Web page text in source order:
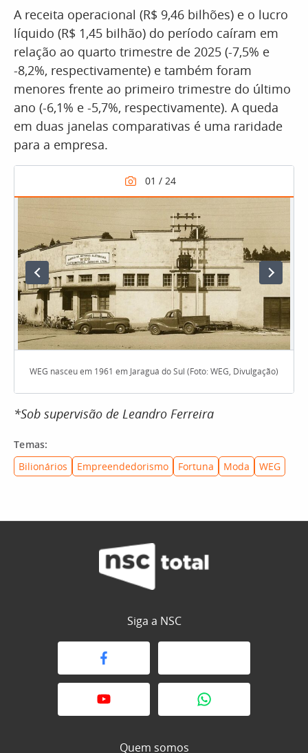
A receita operacional (R$ 9,46 bilhões) e o lucro
líquido (R$ 1,45 bilhão) do período caíram em
relação ao quarto trimestre de 2025 (-7,5% e
-8,2%, respectivamente) e também foram
menores frente ao primeiro trimestre do último
ano (-6,1% e -5,7%, respectivamente). A queda
em duas janelas comparativas é uma raridade
para a empresa.
WEG nasceu em 1961 em Jaraguá do Sul (Foto: WEG, Divulgação)
*Sob supervisão de Leandro Ferreira
Temas:
Bilionários
Empreendedorismo Fortuna Moda WEG
Siga a NSC
Quem somos